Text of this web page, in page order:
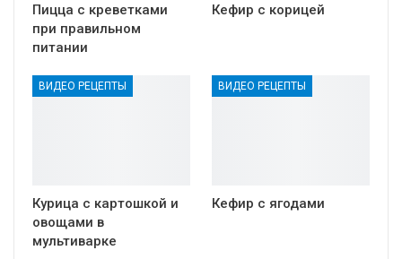
Пицца с креветками
при правильном
питании
Кефир с корицей
ВИДЕО РЕЦЕПТЫ
Курица с картошкой и
овощами в
мультиварке
ВИДЕО РЕЦЕПТЫ
Кефир с ягодами